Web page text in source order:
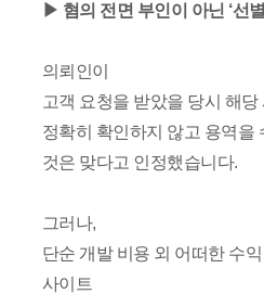
▶ 혐의 전면 부인이 아닌 ‘선
의뢰인이
고객 요청을 받았을 당시 해
정확히 확인하지 않고 용역을
것은 맞다고 인정했습니다.
그러나,
단순 개발 비용 외 어떠한 수
사이트